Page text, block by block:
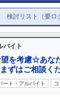
検討リスト（要ロ
バイト
を考慮☆あな
ずはご相談く
ート・アルバイト